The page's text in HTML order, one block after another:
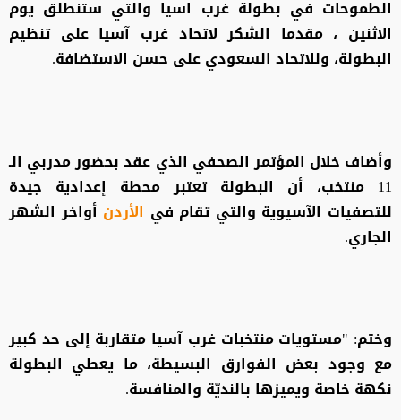
الطموحات في بطولة غرب اسيا والتي ستنطلق يوم
الاثنين ، مقدما الشكر لاتحاد غرب آسيا على تنظيم
البطولة، وللاتحاد السعودي على حسن الاستضافة.
وأضاف خلال المؤتمر الصحفي الذي عقد بحضور مدربي الـ
11 منتخب، أن البطولة تعتبر محطة إعدادية جيدة
للتصفيات الآسيوية والتي تقام في الأردن أواخر الشهر
الجاري.
وختم: "مستويات منتخبات غرب آسيا متقاربة إلى حد كبير
مع وجود بعض الفوارق البسيطة، ما يعطي البطولة
نكهة خاصة ويميزها بالنديّة والمنافسة.